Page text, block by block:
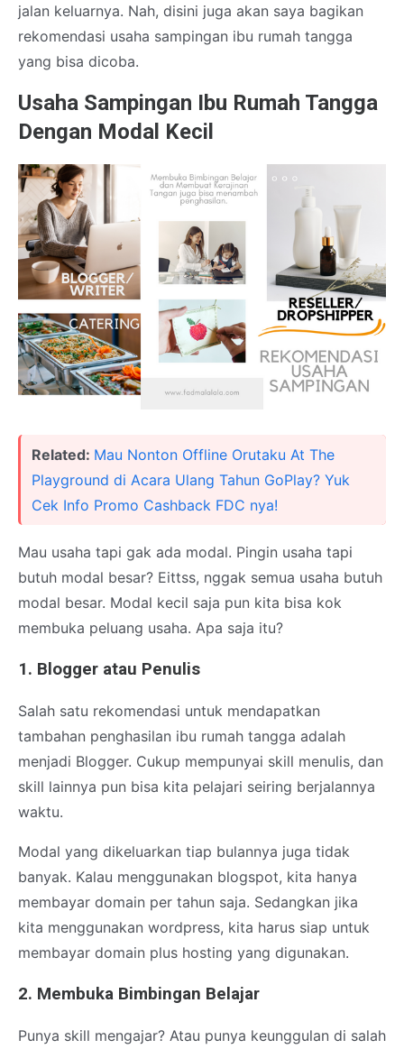
jalan keluarnya. Nah, disini juga akan saya bagikan
rekomendasi usaha sampingan ibu rumah tangga
yang bisa dicoba.
Usaha Sampingan Ibu Rumah Tangga
Dengan Modal Kecil
Related: Mau Nonton Offline Orutaku At The
Playground di Acara Ulang Tahun GoPlay? Yuk
Cek Info Promo Cashback FDC nya!
Mau usaha tapi gak ada modal. Pingin usaha tapi
butuh modal besar? Eittss, nggak semua usaha butuh
modal besar. Modal kecil saja pun kita bisa kok
membuka peluang usaha. Apa saja itu?
1. Blogger atau Penulis
Salah satu rekomendasi untuk mendapatkan
tambahan penghasilan ibu rumah tangga adalah
menjadi Blogger. Cukup mempunyai skill menulis, dan
skill lainnya pun bisa kita pelajari seiring berjalannya
waktu.
Modal yang dikeluarkan tiap bulannya juga tidak
banyak. Kalau menggunakan blogspot, kita hanya
membayar domain per tahun saja. Sedangkan jika
kita menggunakan wordpress, kita harus siap untuk
membayar domain plus hosting yang digunakan.
2. Membuka Bimbingan Belajar
Punya skill mengajar? Atau punya keunggulan di salah